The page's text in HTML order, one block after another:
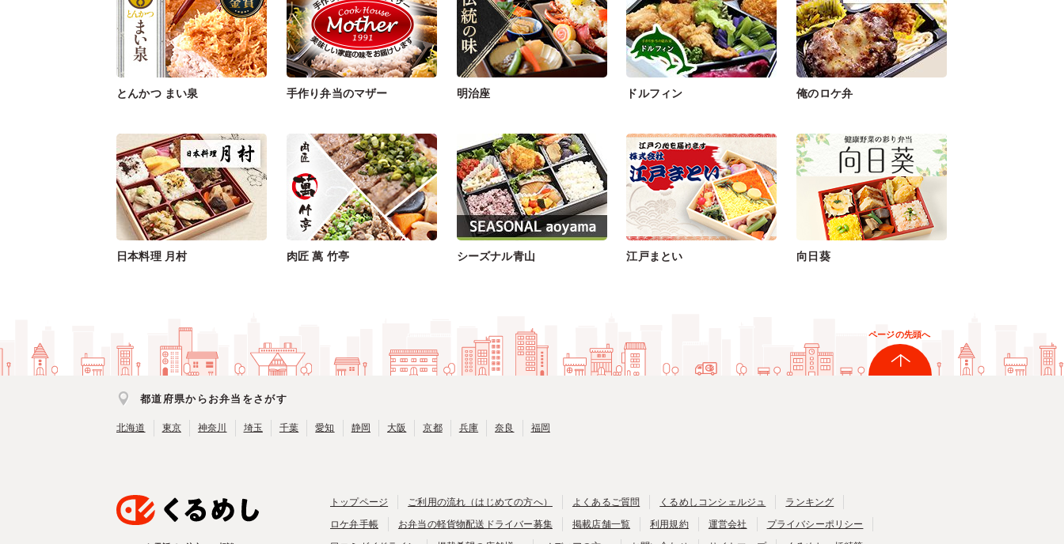
とんかつ まい泉 手作り弁当のマザー 明治座 ドルフィン 俺のロケ弁
日本料理 月村 肉匠 萬 竹亭 シーズナル青山 江戸まとい 向日葵
ページの先頭へ
都道府県からお弁当をさがす
北海道 東京 神奈川 埼玉 千葉 愛知 静岡 大阪 京都 兵庫 奈良 福岡
トップページ ご利用の流れ（はじめての方へ） よくあるご質問 くるめしコンシェルジュ
ランキング
ロケ弁手帳
お弁当の軽貨物配送ドライバー募集 掲載店舗一覧 利用規約 運営会社
プライバシーポリシー